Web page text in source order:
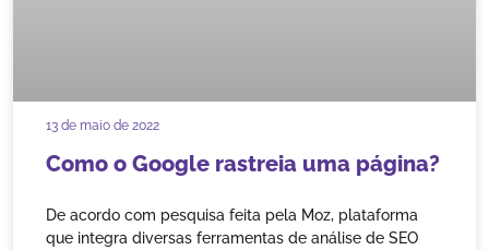
Como o Google rastreia uma página?
De acordo com pesquisa feita pela Moz, plataforma
que integra diversas ferramentas de análise de SEO
13 de maio de 2022